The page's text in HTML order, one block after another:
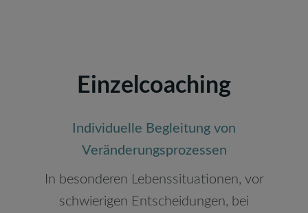
Einzelcoaching
Individuelle Begleitung von
Veränderungsprozessen
In besonderen Lebenssituationen, vor
schwierigen Entscheidungen, bei